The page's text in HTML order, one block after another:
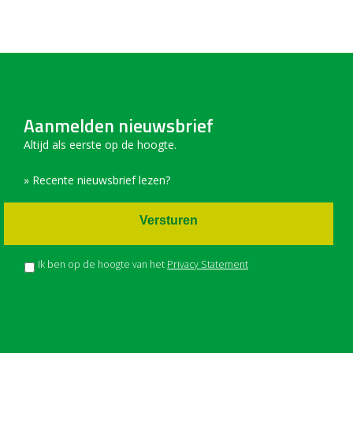
Aanmelden nieuwsbrief
Altijd als eerste op de hoogte.
» Recente nieuwsbrief lezen?
Ik ben op de hoogte van het Privacy Statement
Versturen